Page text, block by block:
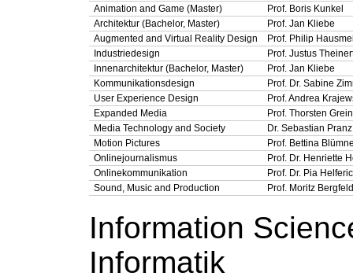
Animation and Game (Master)
Prof. Boris Kunkel
Architektur (Bachelor, Master)
Prof. Jan Kliebe
Augmented and Virtual Reality Design
Prof. Philip
Industriedesign
Prof. Justus
Innenarchitektur (Bachelor, Master)
Prof. Jan Kliebe
Kommunikationsdesign
Prof. Dr. Sabine
User Experience Design
Prof. Andrea
Expanded Media
Prof. Thorsten
Media Technology and Society
Dr. Sebastian Pranz
Motion Pictures
Prof. Bettina
Onlinejournalismus
Prof. Dr. Henriette
Onlinekommunikation
Prof. Dr. Pia
Sound, Music and Production
Prof. Moritz
Information
Informatik